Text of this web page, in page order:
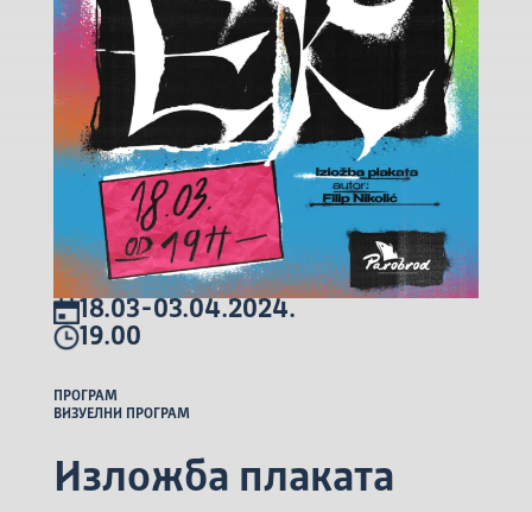
18.03-03.04.2024.
19.00
ПРОГРАМ
ВИЗУЕЛНИ ПРОГРАМ
Изложба плаката